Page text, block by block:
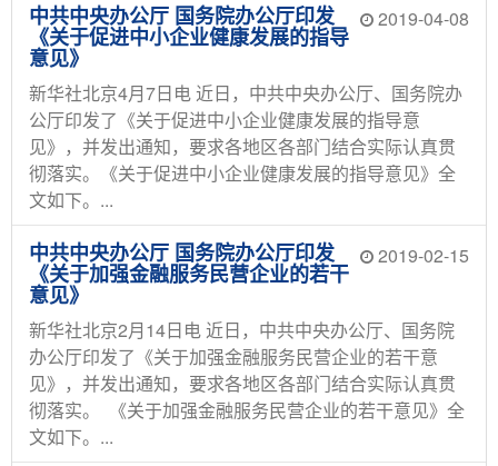
2019-04-08
中共中央办公厅 国务院办公厅印发
《关于促进中小企业健康发展的指导
意见》
新华社北京4月7日电 近日，中共中央办公厅、国务院办
公厅印发了《关于促进中小企业健康发展的指导意
见》，并发出通知，要求各地区各部门结合实际认真贯
彻落实。《关于促进中小企业健康发展的指导意见》全
文如下。...
2019-02-15
中共中央办公厅 国务院办公厅印发
《关于加强金融服务民营企业的若干
意见》
新华社北京2月14日电 近日，中共中央办公厅、国务院
办公厅印发了《关于加强金融服务民营企业的若干意
见》，并发出通知，要求各地区各部门结合实际认真贯
彻落实。 《关于加强金融服务民营企业的若干意见》全
文如下。...